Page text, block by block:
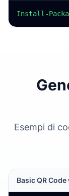
Install-
Esempi di
Basic QR